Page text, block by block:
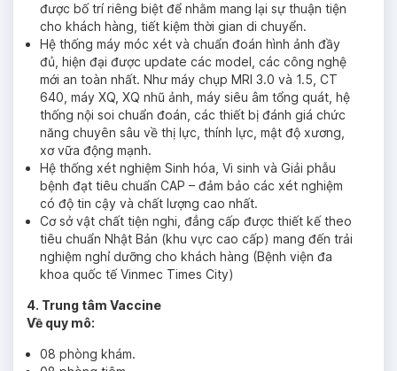
được bố trí riêng biệt để nhằm mang lại sự thuận tiện
cho khách hàng, tiết kiệm thời gian di chuyển.
Hệ thống máy móc xét và chuẩn đoán hình ảnh đầy
đủ, hiện đại được update các model, các công nghệ
mới an toàn nhất. Như máy chụp MRI 3.0 và 1.5, CT
640, máy XQ, XQ nhũ ảnh, máy siêu âm tổng quát, hệ
thống nội soi chuẩn đoán, các thiết bị đánh giá chức
năng chuyên sâu về thị lực, thính lực, mật độ xương,
xơ vữa động mạnh.
Hệ thống xét nghiệm Sinh hóa, Vi sinh và Giải phẫu
bệnh đạt tiêu chuẩn CAP – đảm bảo các xét nghiệm
có độ tin cậy và chất lượng cao nhất.
Cơ sở vật chất tiện nghi, đẳng cấp được thiết kế theo
tiêu chuẩn Nhật Bản (khu vực cao cấp) mang đến trải
nghiệm nghỉ dưỡng cho khách hàng (Bệnh viện đa
khoa quốc tế Vinmec Times City)
4. Trung tâm Vaccine
Về quy mô:
08 phòng khám.